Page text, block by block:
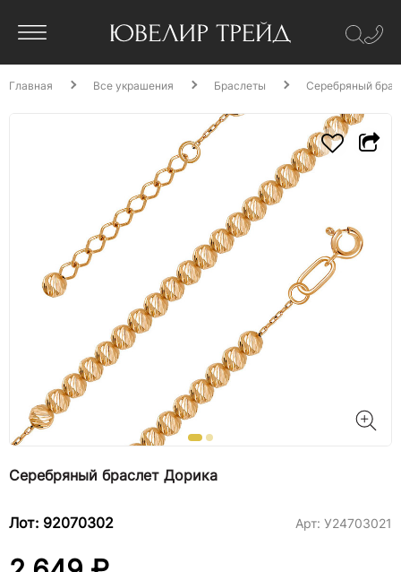
Главная Все украшения Браслеты Серебряный
Серебряный браслет Дорика
Лот: 92070302 Арт: У24703021